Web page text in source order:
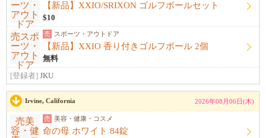
【新品】XXIO/SRIXON ゴルフボールセット
$10
売 スポーツ・アウトドア
【新品】XXIO 香り付きゴルフボール 2個
無料
[登録者] JKU
Irvine, California 2026年08月06日(木)
売 美容・健康・コスメ
命の母 ホワイト 84錠